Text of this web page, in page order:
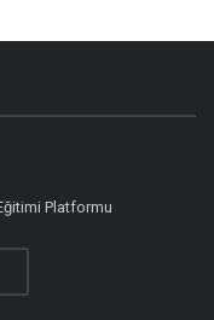
Platformu